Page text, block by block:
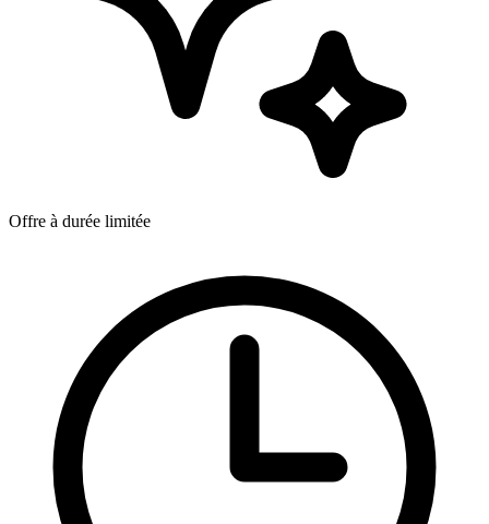
Offre à durée limitée